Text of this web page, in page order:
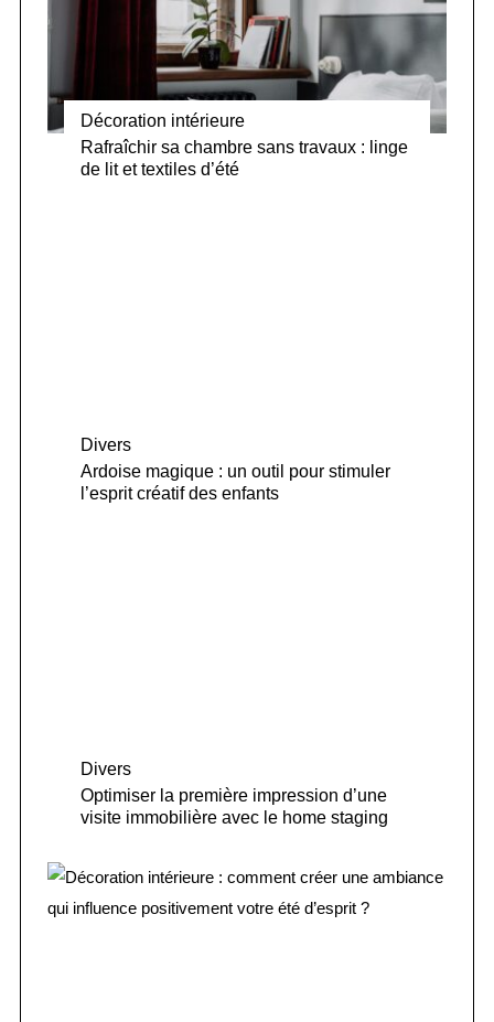
Décoration intérieure
Rafraîchir sa chambre sans travaux : linge
de lit et textiles d’été
Divers
Ardoise magique : un outil pour stimuler
l’esprit créatif des enfants
Divers
Optimiser la première impression d’une
visite immobilière avec le home staging